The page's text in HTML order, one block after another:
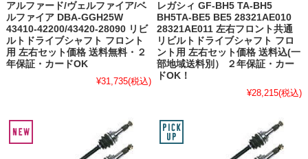
アルファード/ヴェルファイア/ベ
ルファイア DBA-GGH25W
43410-42200/43420-28090 リビ
ルトドライブシャフト フロント
用 左右セット価格 送料無料・２
年保証・カードOK
¥31,735(税込)
レガシィ GF-BH5 TA-BH5
BH5TA-BE5 BE5 28321AE010
28321AE011 左右フロント共通
リビルトドライブシャフト フロ
ント用 左右セット価格 送料込(一
部地域送料別） ２年保証・カー
ドOK！
¥28,215(税込)